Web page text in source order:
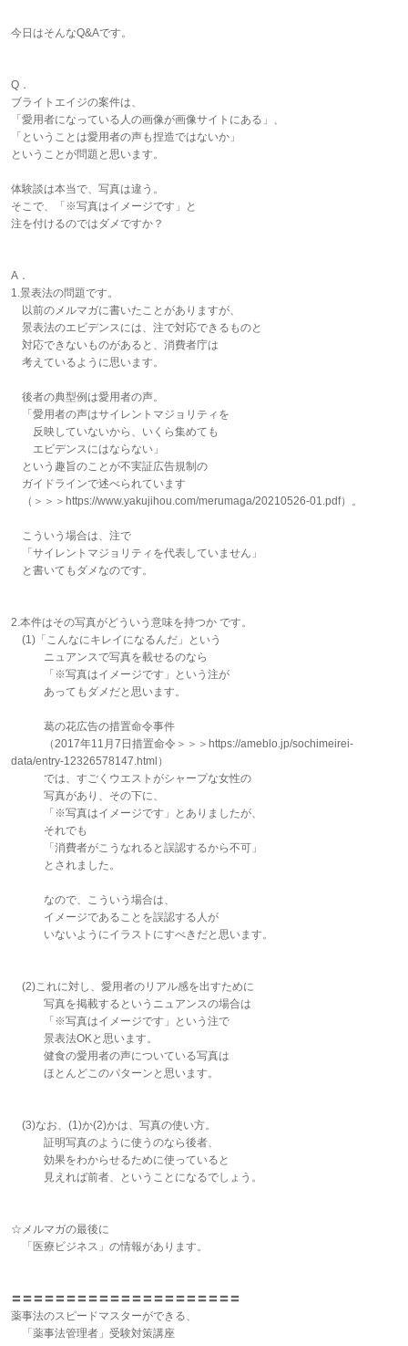
今日はそんなQ&Aです。
Q．
ブライトエイジの案件は、
「愛用者になっている人の画像が画像サイトにある」、
「ということは愛用者の声も捏造ではないか」
ということが問題と思います。
体験談は本当で、写真は違う。
そこで、「※写真はイメージです」と
注を付けるのではダメですか？
A．
1.景表法の問題です。
以前のメルマガに書いたことがありますが、
景表法のエビデンスには、注で対応できるものと
対応できないものがあると、消費者庁は
考えているように思います。
後者の典型例は愛用者の声。
「愛用者の声はサイレントマジョリティを
反映していないから、いくら集めても
エビデンスにはならない」
という趣旨のことが不実証広告規制の
ガイドラインで述べられています
（＞＞＞https://www.yakujihou.com/merumaga/20210526-01.pdf）。
こういう場合は、注で
「サイレントマジョリティを代表していません」
と書いてもダメなのです。
2.本件はその写真がどういう意味を持つか です。
(1)「こんなにキレイになるんだ」という
ニュアンスで写真を載せるのなら
「※写真はイメージです」という注が
あってもダメだと思います。
葛の花広告の措置命令事件
（2017年11月7日措置命令＞＞＞https://ameblo.jp/sochimeirei-
data/entry-12326578147.html）
では、すごくウエストがシャープな女性の
写真があり、その下に、
「※写真はイメージです」とありましたが、
それでも
「消費者がこうなれると誤認するから不可」
とされました。
なので、こういう場合は、
イメージであることを誤認する人が
いないようにイラストにすべきだと思います。
(2)これに対し、愛用者のリアル感を出すために
写真を掲載するというニュアンスの場合は
「※写真はイメージです」という注で
景表法OKと思います。
健食の愛用者の声についている写真は
ほとんどこのパターンと思います。
(3)なお、(1)か(2)かは、写真の使い方。
証明写真のように使うのなら後者、
効果をわからせるために使っていると
見えれば前者、ということになるでしょう。
☆メルマガの最後に
「医療ビジネス」の情報があります。
〓〓〓〓〓〓〓〓〓〓〓〓〓〓〓〓〓〓〓〓〓
薬事法のスピードマスターができる、
「薬事法管理者」受験対策講座